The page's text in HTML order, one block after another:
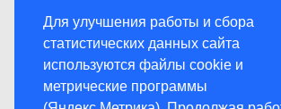
Для улучшения работы и сбора
статистических данных сайта
используются файлы cookie и
метрические программы